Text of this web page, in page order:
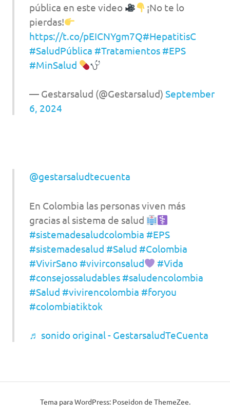
pública en este video
¡No te lo
pierdas!
https://t.co/pEICNYgm7Q#HepatitisC
#SaludPública #Tratamientos #EPS
#MinSalud
— Gestarsalud (@Gestarsalud) September
6, 2024
@gestarsaludtecuenta
En Colombia las personas viven más
gracias al sistema de salud
#sistemadesaludcolombia #EPS
#sistemadesalud #Salud #Colombia
#VivirSano #vivirconsalud
#Vida
#consejossaludables #saludencolombia
#Salud #vivirencolombia #foryou
#colombiatiktok
♬ sonido original - GestarsaludTeCuenta
Tema para WordPress: Poseidon de ThemeZee.